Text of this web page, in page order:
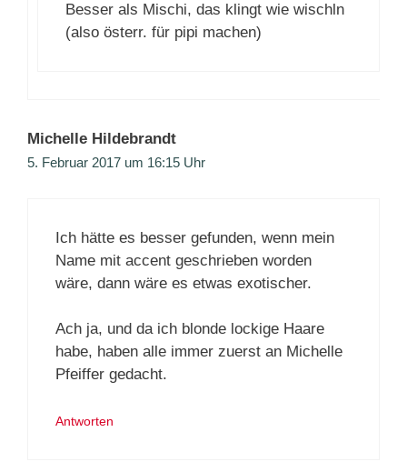
Besser als Mischi, das klingt wie wischln
(also österr. für pipi machen)
Michelle Hildebrandt
5. Februar 2017 um 16:15 Uhr
Ich hätte es besser gefunden, wenn mein
Name mit accent geschrieben worden
wäre, dann wäre es etwas exotischer.
Ach ja, und da ich blonde lockige Haare
habe, haben alle immer zuerst an Michelle
Pfeiffer gedacht.
Antworten